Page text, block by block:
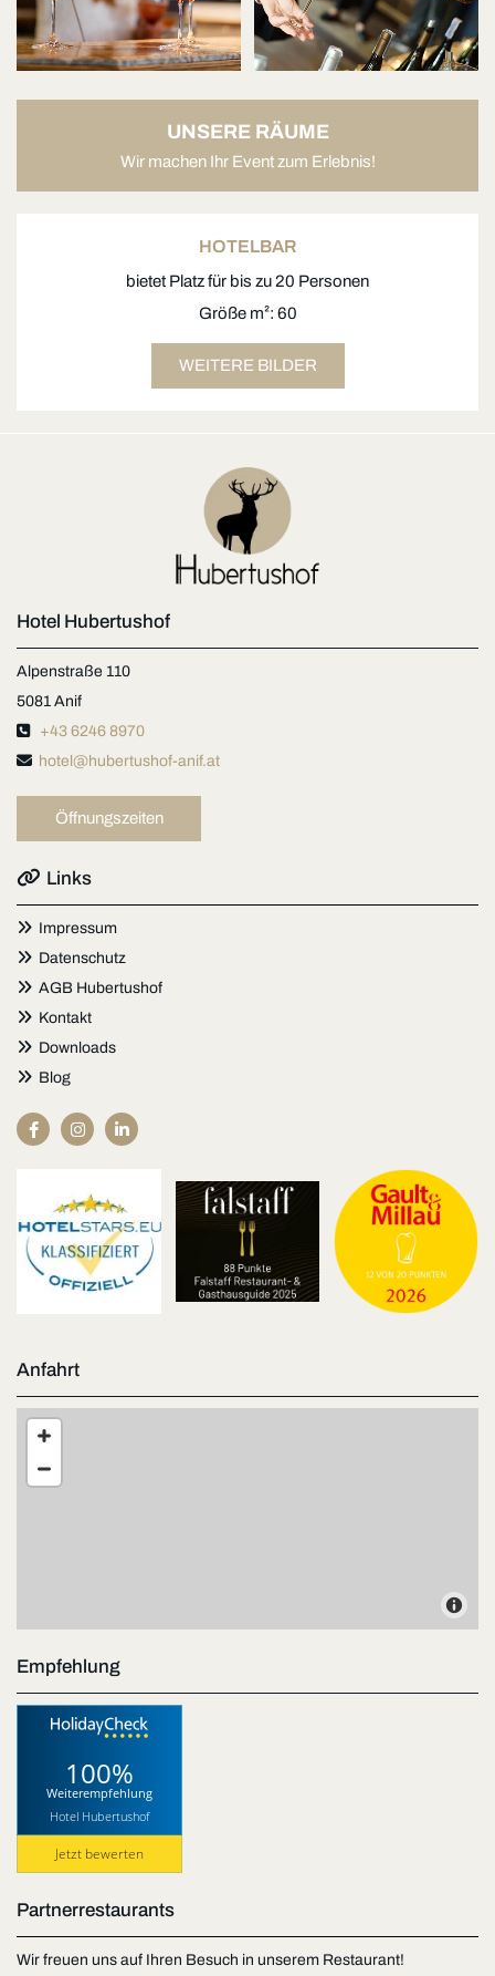
UNSERE RÄUME
Wir machen Ihr Event zum Erlebnis!
HOTELBAR
bietet Platz für bis zu 20 Personen
Größe m²: 60
WEITERE BILDER
Hotel Hubertushof
Alpenstraße 110
5081 Anif
 +43 6246 8970
 hotel@hubertushof-anif.at
Öffnungszeiten
 Links
 Impressum
 Datenschutz
 AGB Hubertushof
 Kontakt
 Downloads
 Blog
Anfahrt
Empfehlung
100%
Weiterempfehlung
Hotel Hubertushof
Jetzt bewerten
Partnerrestaurants
Wir freuen uns auf Ihren Besuch in unserem Restaurant!